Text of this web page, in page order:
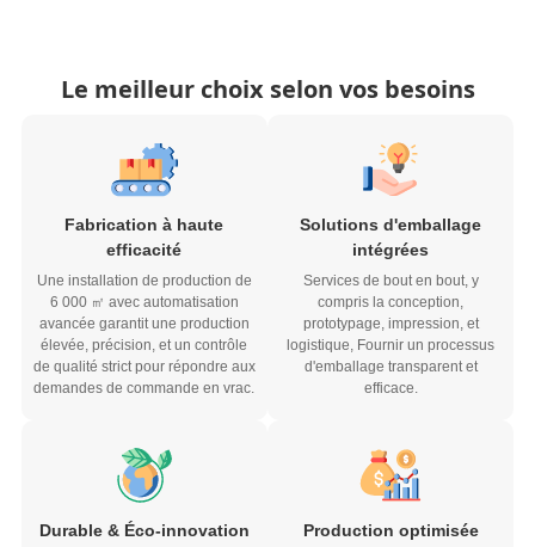
Le meilleur choix selon vos besoins
Fabrication à haute
efficacité
Une installation de production de
6 000 ㎡ avec automatisation
avancée garantit une production
élevée, précision, et un contrôle
de qualité strict pour répondre aux
demandes de commande en vrac.
Solutions d'emballage
intégrées
Services de bout en bout, y
compris la conception,
prototypage, impression, et
logistique, Fournir un processus
d'emballage transparent et
efficace.
Durable & Éco-innovation Production optimisée